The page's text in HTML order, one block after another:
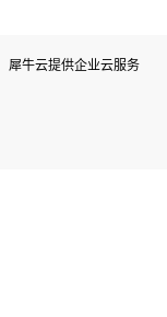
犀牛云提供企业云服务